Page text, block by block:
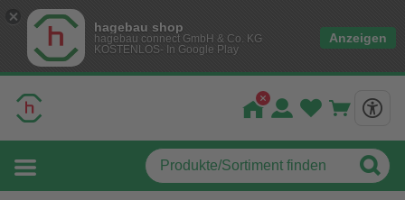
hagebau shop
hagebau connect GmbH & Co. KG
KOSTENLOS- In Google Play
Anzeigen